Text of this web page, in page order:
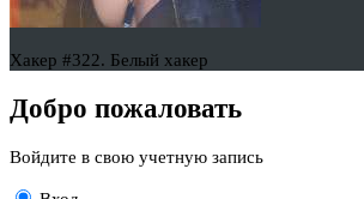
Хакер #322. Белый хакер
Добро пожаловать
Войдите в свою учетную запись